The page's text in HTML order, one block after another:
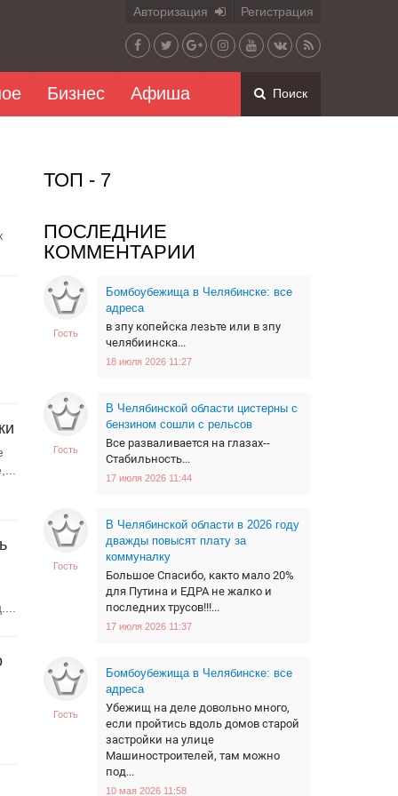
Авторизация Регистрация
Бизнес Афиша Поиск
ТОП - 7
ПОСЛЕДНИЕ
КОММЕНТАРИИ
Гость
Бомбоубежища в Челябинске: все
адреса
в зпу копейска лезьте или в зпу
челябиинска...
18 июля 2026 11:27
Гость
В Челябинской области цистерны с
бензином сошли с рельсов
Все разваливается на глазах--
Стабильность...
17 июля 2026 11:44
Гость
В Челябинской области в 2026 году
дважды повысят плату за
коммуналку
Большое Спасибо, както мало 20%
для Путина и ЕДРА не жалко и
последних трусов!!!...
17 июля 2026 11:37
Гость
Бомбоубежища в Челябинске: все
адреса
Убежищ на деле довольно много,
если пройтись вдоль домов старой
застройки на улице
Машиностроителей, там можно
под...
10 мая 2026 11:58